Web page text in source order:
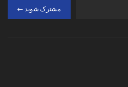
مشترک شوید